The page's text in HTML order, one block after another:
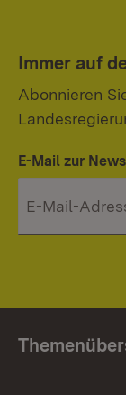
Immer auf
Abonnieren
E-Mail zur